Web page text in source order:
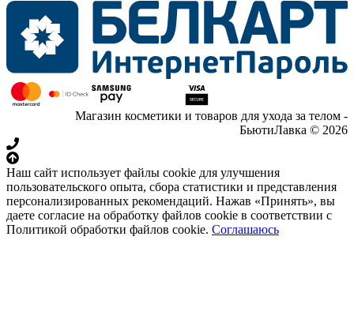
Магазин косметики и товаров для ухода за телом -
БьютиЛавка © 2026
Наш сайт использует файлы cookie для улучшения
пользовательского опыта, сбора статистики и представления
персонализированных рекомендаций. Нажав «Принять», вы
даете согласие на обработку файлов cookie в соответствии с
Политикой обработки файлов cookie. Соглашаюсь